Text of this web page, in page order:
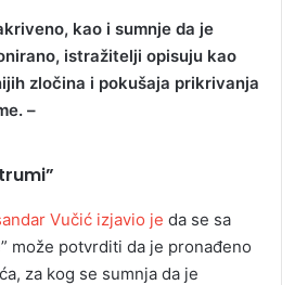
kao i sumnje da je
istražitelji opisuju kao
zločina i pokušaja prikrivanja
–
Vučić izjavio je da se sa
može potvrditi da je pronađeno
za kog se sumnja da je